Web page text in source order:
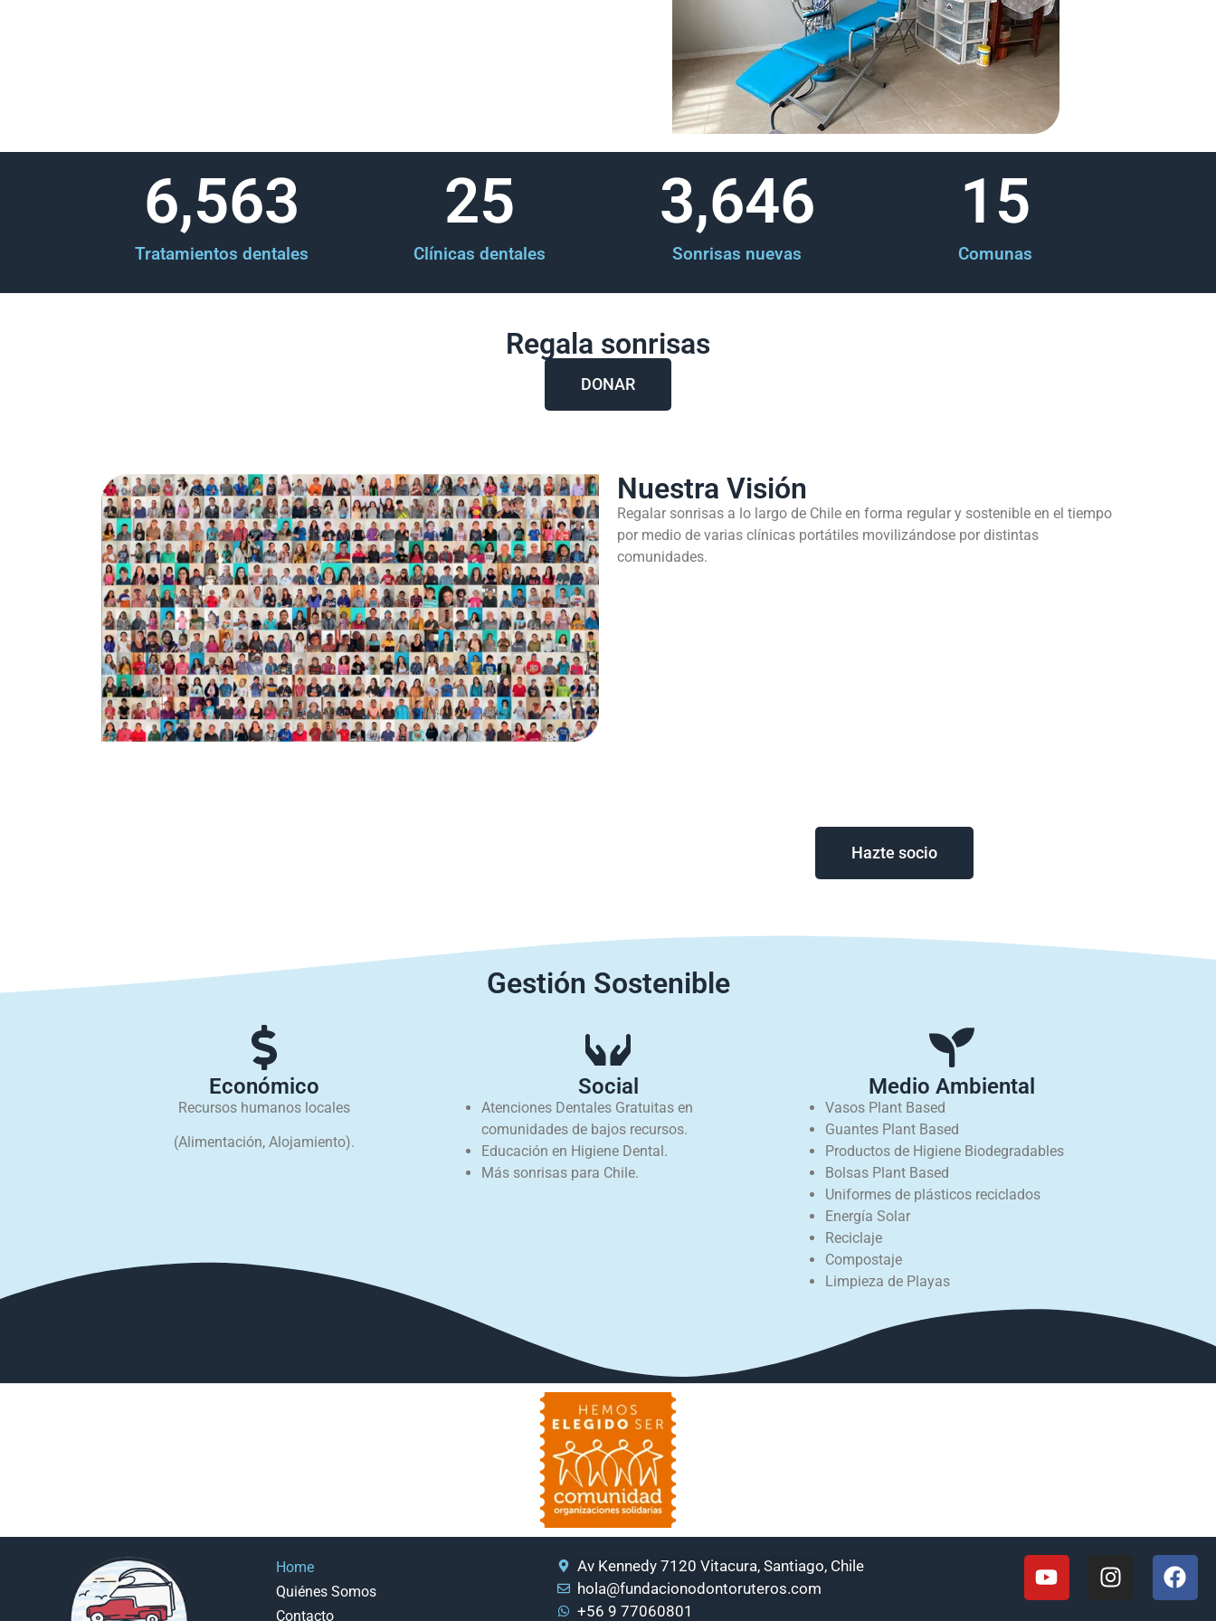
Tratamientos dentales
6,563
Clínicas dentales
25
Sonrisas nuevas
3,646
Comunas
15
Regala sonrisas
DONAR
Nuestra Visión
Regalar sonrisas a lo largo de Chile en forma regular y sostenible en el tiempo
por medio de varias clínicas portátiles movilizándose por distintas
comunidades.
Hazte socio
Gestión Sostenible
Económico
Recursos humanos locales
(Alimentación, Alojamiento).
Social
Atenciones Dentales Gratuitas en
comunidades de bajos recursos.
Educación en Higiene Dental.
Más sonrisas para Chile.
Medio Ambiental
Vasos Plant Based
Guantes Plant Based
Productos de Higiene Biodegradables
Bolsas Plant Based
Uniformes de plásticos reciclados
Energía Solar
Reciclaje
Compostaje
Limpieza de Playas
Home
Quiénes Somos
Contacto
Av Kennedy 7120 Vitacura, Santiago, Chile
hola@fundacionodontoruteros.com
+56 9 77060801